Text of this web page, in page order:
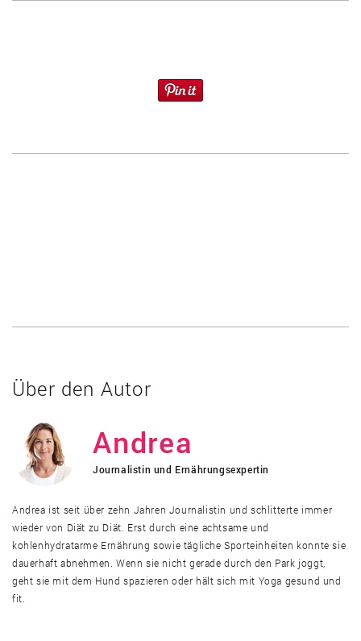
Über den Autor
Andrea
Journalistin und Ernährungsexpertin
Andrea ist seit über zehn Jahren Journalistin und schlitterte immer
wieder von Diät zu Diät. Erst durch eine achtsame und
kohlenhydratarme Ernährung sowie tägliche Sporteinheiten konnte sie
dauerhaft abnehmen. Wenn sie nicht gerade durch den Park joggt,
geht sie mit dem Hund spazieren oder hält sich mit Yoga gesund und
fit.